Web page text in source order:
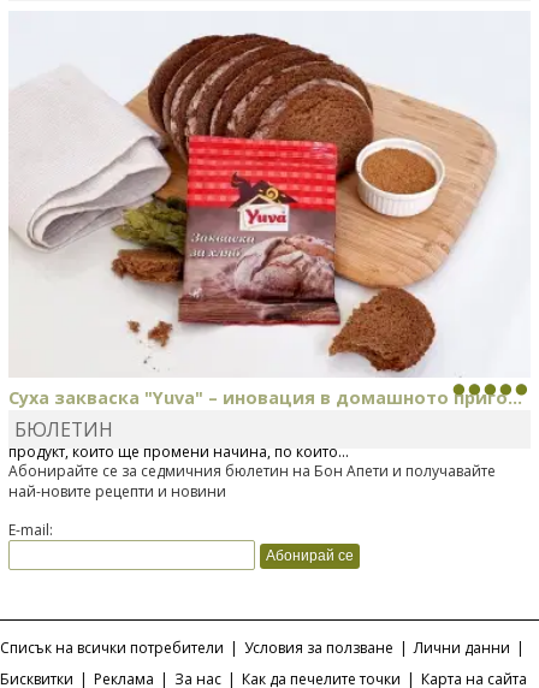
Суха закваска "Yuva" – иновация в домашното приго...
Отскоро Лесафр България стартира предлагането на изцяло нов
продукт, който ще промени начина, по който...
БЮЛЕТИН
Абонирайте се за седмичния бюлетин на Бон Апети и получавайте
най-новите рецепти и новини
E-mail:
Списък на всички потребители | Условия за ползване | Лични данни |
Бисквитки | Реклама | За нас | Как да печелите точки | Карта на сайта